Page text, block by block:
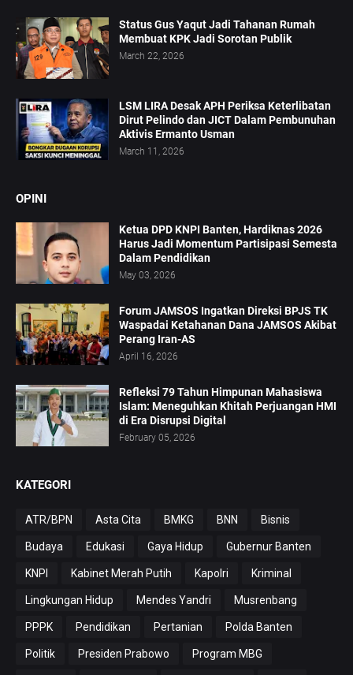
Status Gus Yaqut Jadi Tahanan Rumah
Membuat KPK Jadi Sorotan Publik
March 22, 2026
LSM LIRA Desak APH Periksa Keterlibatan
Dirut Pelindo dan JICT Dalam Pembunuhan
Aktivis Ermanto Usman
March 11, 2026
OPINI
Ketua DPD KNPI Banten, Hardiknas 2026
Harus Jadi Momentum Partisipasi Semesta
Dalam Pendidikan
May 03, 2026
Forum JAMSOS Ingatkan Direksi BPJS TK
Waspadai Ketahanan Dana JAMSOS Akibat
Perang Iran-AS
April 16, 2026
Refleksi 79 Tahun Himpunan Mahasiswa
Islam: Meneguhkan Khitah Perjuangan HMI
di Era Disrupsi Digital
February 05, 2026
KATEGORI
ATR/BPN Asta Cita BMKG BNN Bisnis
Budaya Edukasi Gaya Hidup Gubernur Banten
KNPI Kabinet Merah Putih Kapolri Kriminal
Lingkungan Hidup Mendes Yandri Musrenbang
PPPK Pendidikan Pertanian Polda Banten
Politik Presiden Prabowo Program MBG